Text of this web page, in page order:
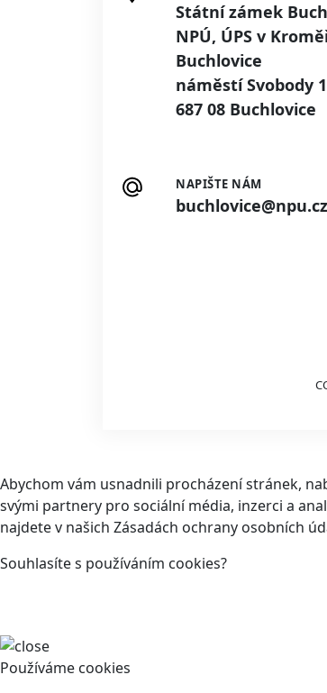
Státní zámek
NPÚ, ÚPS v
Buchlovice
náměstí Svobody
687 08 Buchlovice
NAPIŠTE NÁM
buchlovice@npu.cz
Abychom vám usnadnili procházení stránek,
svými partnery pro sociální média, inzerci a
najdete v našich Zásadách ochrany osobních
Souhlasíte s používáním cookies?
Používáme cookies